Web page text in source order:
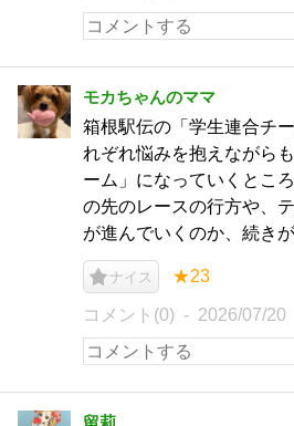
モカちゃんのママ
箱根駅伝の「学生連合チ
れぞれ悩みを抱えながら
ーム」になっていくとこ
の先のレースの行方や、
が進んでいくのか、続き
ナイス ★23
コメント(0) 2026/07/20
留莉